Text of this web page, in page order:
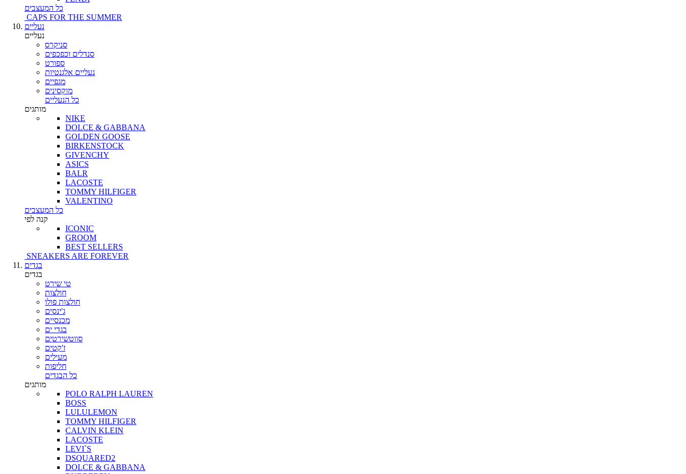
כל המעצבים
CAPS FOR THE SUMMER
נעליים
נעליים
סניקרס
סנדלים וכפכפים
ספורט
נעליים אלגנטיות
מגפיים
מוקסינים
כל הנעליים
מותגים
NIKE
DOLCE & GABBANA
GOLDEN GOOSE
BIRKENSTOCK
GIVENCHY
ASICS
BALR
LACOSTE
TOMMY HILFIGER
VALENTINO
כל המעצבים
קנה לפי
ICONIC
GROOM
BEST SELLERS
SNEAKERS ARE FOREVER
בגדים
בגדים
טי שירט
חולצות
חולצות פולו
ג'ינסים
מכנסיים
בגדי ים
סווטשירטים
ז'קטים
מעילים
חליפות
כל הבגדים
מותגים
POLO RALPH LAUREN
BOSS
LULULEMON
TOMMY HILFIGER
CALVIN KLEIN
LACOSTE
LEVI`S
DSQUARED2
DOLCE & GABBANA